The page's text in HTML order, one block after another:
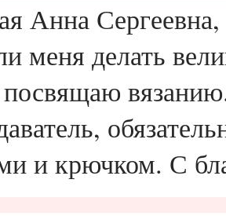
Анна
меня делать
и крючком. С